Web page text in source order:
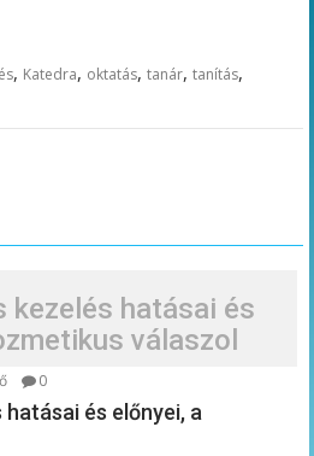
, Katedra, oktatás,tanár,tanítás,
kezelés hatásai és
válaszol
0
és előnyei, a